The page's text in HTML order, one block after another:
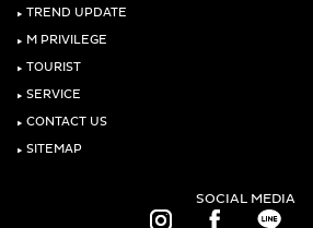
‣ TREND UPDATE
‣ M PRIVILEGE
‣ TOURIST
‣ SERVICE
‣ CONTACT US
‣ SITEMAP
SOCIAL MEDIA